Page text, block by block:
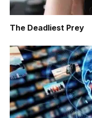
The Deadliest Prey